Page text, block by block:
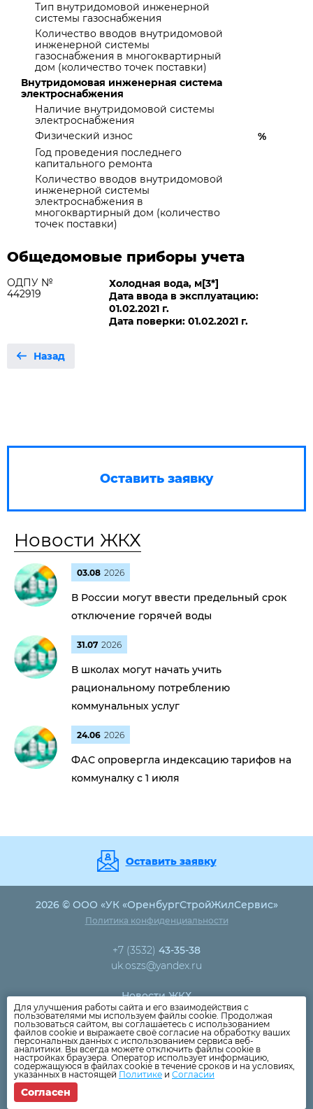
Тип внутридомовой инженерной
системы газоснабжения
Количество вводов внутридомовой
инженерной системы
газоснабжения в многоквартирный
дом (количество точек поставки)
Внутридомовая инженерная система
электроснабжения
Наличие внутридомовой системы
электроснабжения
Физический износ
%
Год проведения последнего
капитального ремонта
Количество вводов внутридомовой
инженерной системы
электроснабжения в
многоквартирный дом (количество
точек поставки)
Общедомовые приборы учета
ОДПУ №
442919
Холодная вода, м[3*]
Дата ввода в эксплуатацию:
01.02.2021 г.
Дата поверки: 01.02.2021 г.
Назад
Оставить заявку
Новости ЖКХ
03.08 2026
В России могут ввести предельный срок
отключение горячей воды
31.07 2026
В школах могут начать учить
рациональному потреблению
коммунальных услуг
24.06 2026
ФАС опровергла индексацию тарифов на
коммуналку с 1 июля
Оставить заявку
2026 © ООО «УК «ОренбургСтройЖилСервис»
Политика конфиденциальности
+7 (3532) 43-35-38
uk.oszs@yandex.ru
Новости ЖКХ
Новости компании
Как оплатить
Дома
Раскрытие информации
Вопросы
Для улучшения работы сайта и его взаимодействия с
пользователями мы используем файлы cookie. Продолжая
пользоваться сайтом, вы соглашаетесь с использованием
файлов cookie и выражаете своё согласие на обработку ваших
персональных данных с использованием сервиса веб-
аналитики. Вы всегда можете отключить файлы cookie в
настройках браузера. Оператор использует информацию,
содержащуюся в файлах cookie в течение сроков и на условиях,
указанных в настоящей Политике и Согласии
Согласен